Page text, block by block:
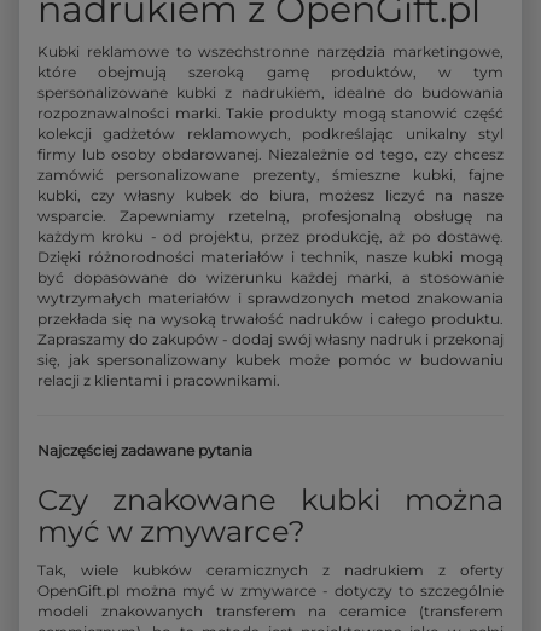
nadrukiem z OpenGift.pl
Kubki reklamowe to wszechstronne narzędzia marketingowe,
które obejmują szeroką gamę produktów, w tym
spersonalizowane kubki z nadrukiem, idealne do budowania
rozpoznawalności marki. Takie produkty mogą stanowić część
kolekcji gadżetów reklamowych, podkreślając unikalny styl
firmy lub osoby obdarowanej. Niezależnie od tego, czy chcesz
zamówić personalizowane prezenty, śmieszne kubki, fajne
kubki, czy własny kubek do biura, możesz liczyć na nasze
wsparcie. Zapewniamy rzetelną, profesjonalną obsługę na
każdym kroku - od projektu, przez produkcję, aż po dostawę.
Dzięki różnorodności materiałów i technik, nasze kubki mogą
być dopasowane do wizerunku każdej marki, a stosowanie
wytrzymałych materiałów i sprawdzonych metod znakowania
przekłada się na wysoką trwałość nadruków i całego produktu.
Zapraszamy do zakupów - dodaj swój własny nadruk i przekonaj
się, jak spersonalizowany kubek może pomóc w budowaniu
relacji z klientami i pracownikami.
Najczęściej zadawane pytania
Czy znakowane kubki można
myć w zmywarce?
Tak, wiele kubków ceramicznych z nadrukiem z oferty
OpenGift.pl można myć w zmywarce - dotyczy to szczególnie
modeli znakowanych transferem na ceramice (transferem